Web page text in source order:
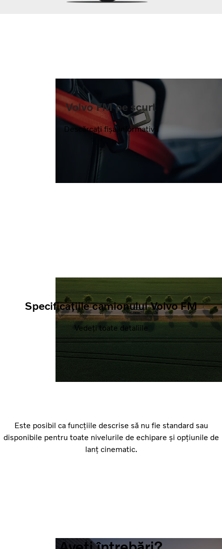
Volvo FM pe scurt
Descărcați fișa informativă
Specificațiile camionului Volvo FM
Vedeți toate detaliile
Este posibil ca funcțiile descrise să nu fie standard sau
disponibile pentru toate nivelurile de echipare și opțiunile de
lanț cinematic.